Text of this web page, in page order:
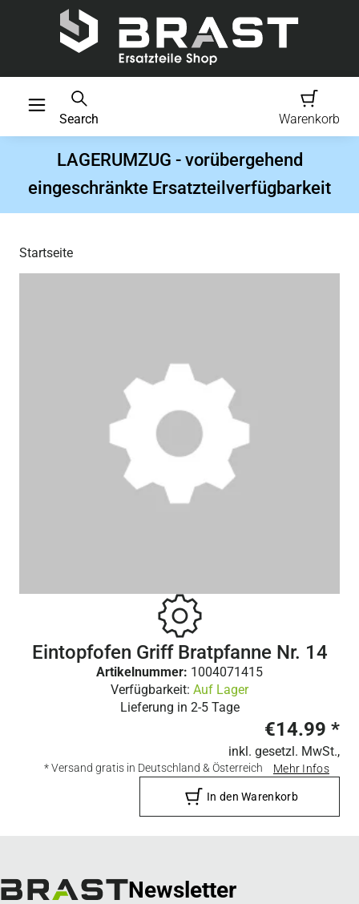
Search Warenkorb
LAGERUMZUG - vorübergehend
eingeschränkte Ersatzteilverfügbarkeit
Startseite
Eintopfofen Griff Bratpfanne Nr. 14
Artikelnummer: 1004071415
Verfügbarkeit: Auf Lager
Lieferung in 2-5 Tage
€14.99 *
inkl. gesetzl. MwSt.,
* Versand gratis in Deutschland & Österreich Mehr Infos
In den Warenkorb
Newsletter